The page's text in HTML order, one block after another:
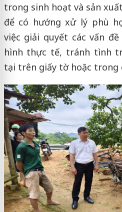
trong sinh hoạt và sản
để có hướng xử lý phù
việc giải quyết các vấn
hình thực tế, tránh tình
tại trên giấy tờ hoặc trong